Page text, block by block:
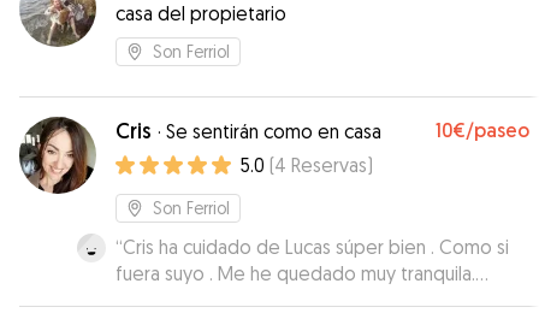
casa del propietario
Son Ferriol
Cris · Se sentirán como en casa 10€/paseo
5.0 (4 Reservas)
Son Ferriol
“Cris ha cuidado de Lucas súper bien . Como si
fuera suyo . Me he quedado muy tranquila.
Gracias !!!”